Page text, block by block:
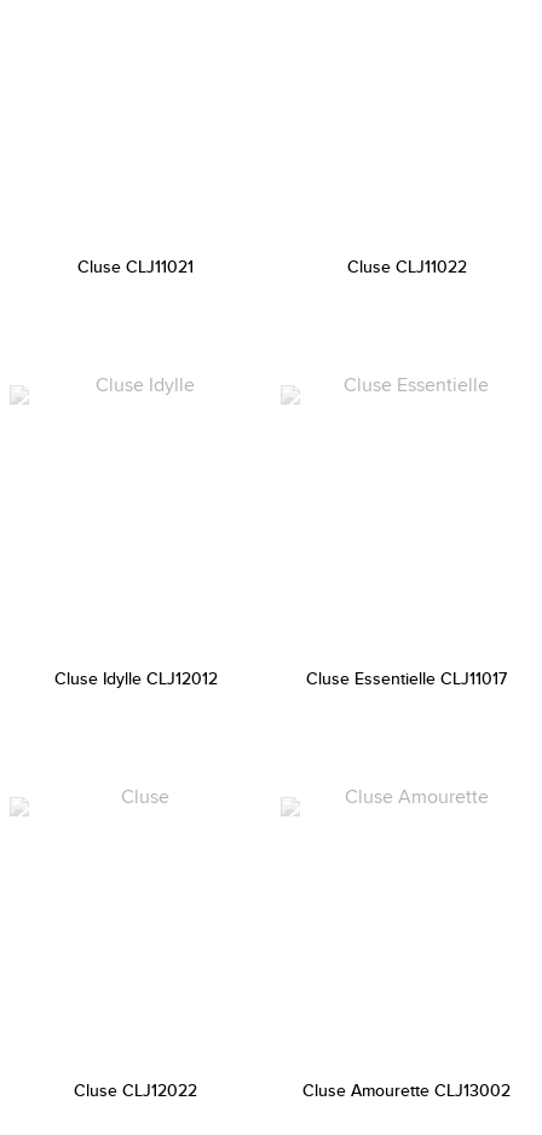
Cluse CLJ11021 Cluse CLJ11022
Cluse Idylle CLJ12012 Cluse Essentielle CLJ11017
Cluse CLJ12022 Cluse Amourette CLJ13002